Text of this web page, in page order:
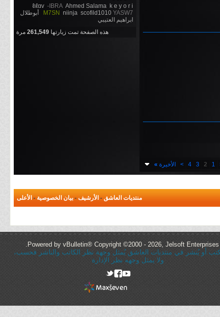
1
2
3
4
> الأخيرة »
ℓιℓαv -IBRA Ahmed Salama k e y o r i
M7SN niinja scofild1010 YASW7
أبوطلال
ابراهيم العتيبي
هذه الصفحة تمت زيارتها 261,549 مرة
منتديات العاشق - الأرشيف - بيان الخصوصية - الأعلى
Powered by vBulletin® Copyright ©2000 - 2026, Jelsoft Enterprises
أو يُنشر في منتديات العاشق يُمثل وجهة نظر الكاتب والناشر فحسب،
ولا يمثل وجهه نظر الإدارة